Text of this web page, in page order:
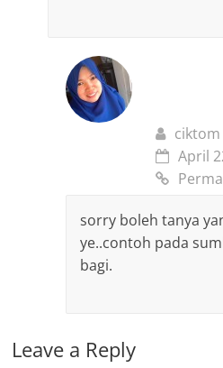
ciktom
April
sorry boleh tanya
ye..contoh pada
bagi.
Leave a Reply